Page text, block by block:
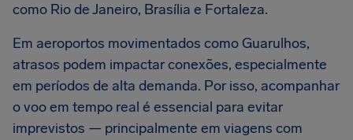
como Rio de Janeiro, Brasília e Fortaleza.
Em aeroportos movimentados como Guarulhos,
atrasos podem impactar conexões, especialmente
em períodos de alta demanda. Por isso, acompanhar
o voo em tempo real é essencial para evitar
imprevistos — principalmente em viagens com